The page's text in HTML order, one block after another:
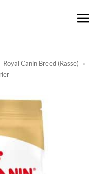
Royal Canin Breed (Rasse) »